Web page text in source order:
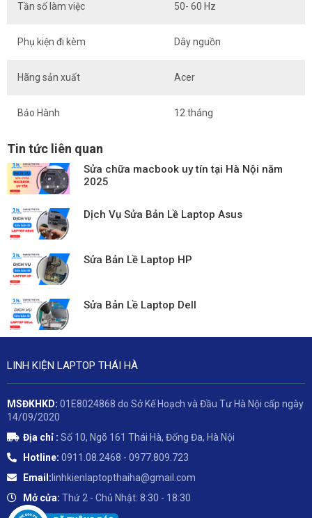
Tần số làm việc 50- 60 Hz
Phụ kiện đi kèm Dây nguồn
Hãng sản xuất Acer
Bảo Hành 12 tháng
Tin tức liên quan
Sửa chữa macbook uy tín tại Hà Nội năm
2025
Dịch Vụ Sửa Bản Lề Laptop Asus
Sửa Bản Lề Laptop HP
Sửa Bản Lề Laptop Dell
LINH KIỆN LAPTOP THÁI HÀ
MSĐKHKD: 01E8024868 do Sở Kế Hoạch và Đầu Tư Hà Nội cấp ngày
14/09/2020
Địa chỉ : Số 10, Ngõ 161 Thái Hà, Đống Đa, Hà Nội
Hotline: 0911.08.2468 - 0977.809.723
Email: linhkienlaptopthaiha@gmail.com
Mở cửa: Thứ 2 - Chủ Nhật: 8:30 - 18:30